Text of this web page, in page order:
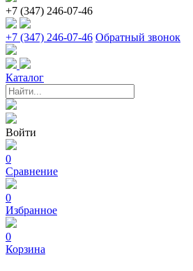
+7 (347) 246-07-46
+7 (347) 246-07-46 Обратный звонок
Каталог
Войти
0
Сравнение
0
Избранное
0
Корзина